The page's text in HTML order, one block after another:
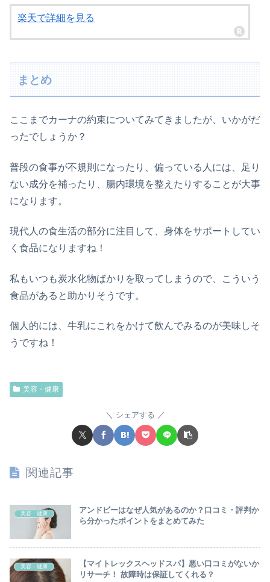
楽天で詳細を見る
まとめ
ここまでカーナの約束についてみてきましたが、いかがだ
ったでしょうか？
普段の食事が不規則になったり、偏っている人には、足り
ない成分を補ったり、腸内環境を整えたりすることが大事
になります。
現代人の食生活の部分に注目して、身体をサポートしてい
く食品になりますね！
私もいつも炭水化物ばかりを取ってしまうので、こういう
食品があると助かりそうです。
個人的には、牛乳にこれをかけて飲んでみるのが美味しそ
うですね！
美容・健康
シェアする
関連記事
美容・健康
アンドビーはなぜ人気があるのか？口コミ・評判か
ら分かったポイントをまとめてみた
美容・健康
【マイトレックスヘッドスパ】悪い口コミがないか
リサーチ！ 故障時は保証してくれる？